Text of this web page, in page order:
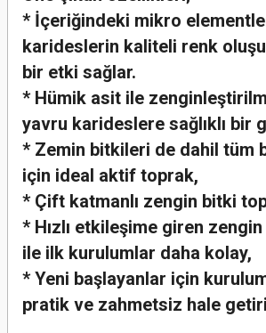
* İçeriğindeki mikro
karideslerin kaliteli renk
bir etki sağlar.
* Hümik asit ile
yavru karideslere sağlıklı bir
* Zemin bitkileri de dahil tüm
için ideal aktif toprak,
* Çift katmanlı zengin bitki
* Hızlı etkileşime giren
ile ilk kurulumlar daha kolay,
* Yeni başlayanlar için
pratik ve zahmetsiz hale